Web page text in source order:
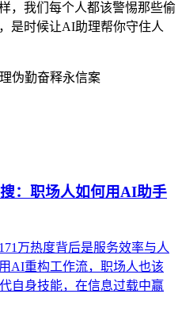
，我们每个人都该警惕那些偷
是时候让AI助理帮你守住人
伪勤奋释永信案
：职场人如何用AI助手
万热度背后是服务效率与人
AI重构工作流，职场人也该
自身技能，在信息过载中赢